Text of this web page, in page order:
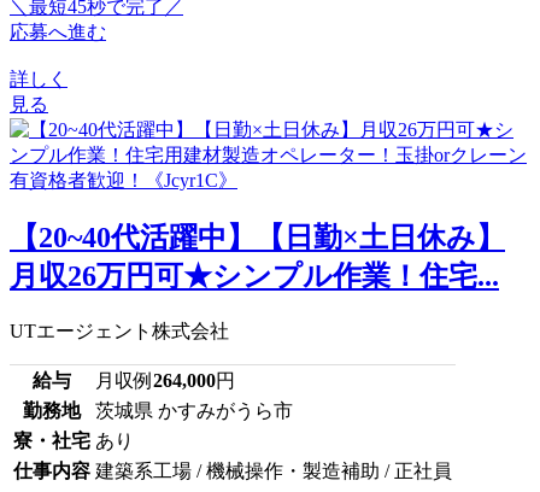
＼最短45秒で完了／
応募へ進む
詳しく
見る
【20~40代活躍中】【日勤×土日休み】
月収26万円可★シンプル作業！住宅...
UTエージェント株式会社
給与 月収例 264,000円
勤務地
茨城県 かすみがうら市
寮・社宅 あり
仕事内容 建築系工場 / 機械操作・製造補助 / 正社員